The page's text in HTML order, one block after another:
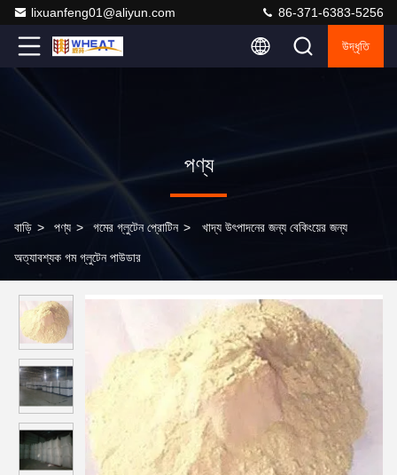
lixuanfeng01@aliyun.com 86-371-6383-5256
উদ্ধৃতি
পণ্য
বাড়ি > পণ্য > গমের গ্লুটেন প্রোটিন > খাদ্য উৎপাদনের জন্য বেকিংয়ের জন্য
অত্যাবশ্যক গম গ্লুটেন পাউডার